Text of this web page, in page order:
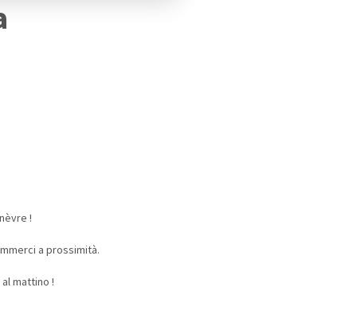
!
a prossimità.
mattino !